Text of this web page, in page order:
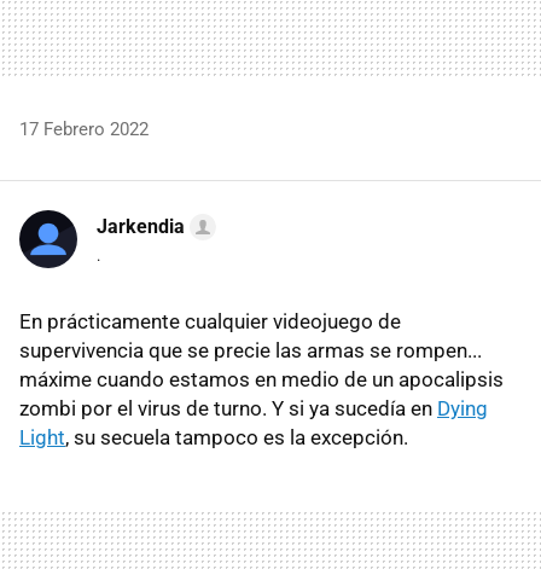
17 Febrero 2022
Jarkendia
.
En prácticamente cualquier videojuego de
supervivencia que se precie las armas se rompen...
máxime cuando estamos en medio de un apocalipsis
zombi por el virus de turno. Y si ya sucedía en Dying
Light, su secuela tampoco es la excepción.